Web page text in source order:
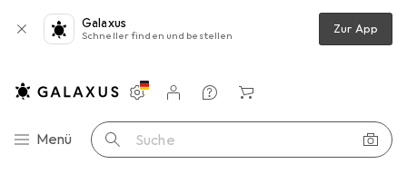
Galaxus
Schneller finden und bestellen Zur App
Navigation nach Kategorien
Menü Suche
Einstellungen
Kundenkonto
Vergleichslisten
Merklisten
Warenkorb